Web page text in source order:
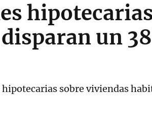
un
sobre viviendas